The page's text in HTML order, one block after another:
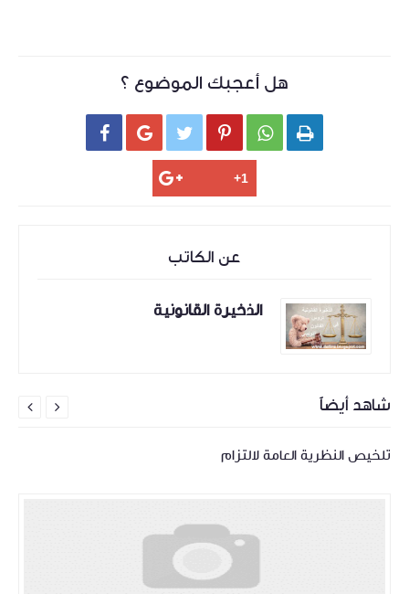
هل أعجبك الموضوع ؟
     
عن الكاتب
الذخيرة القانونية
شاهد أيضاً
تلخيص النظرية العامة لالتزام

